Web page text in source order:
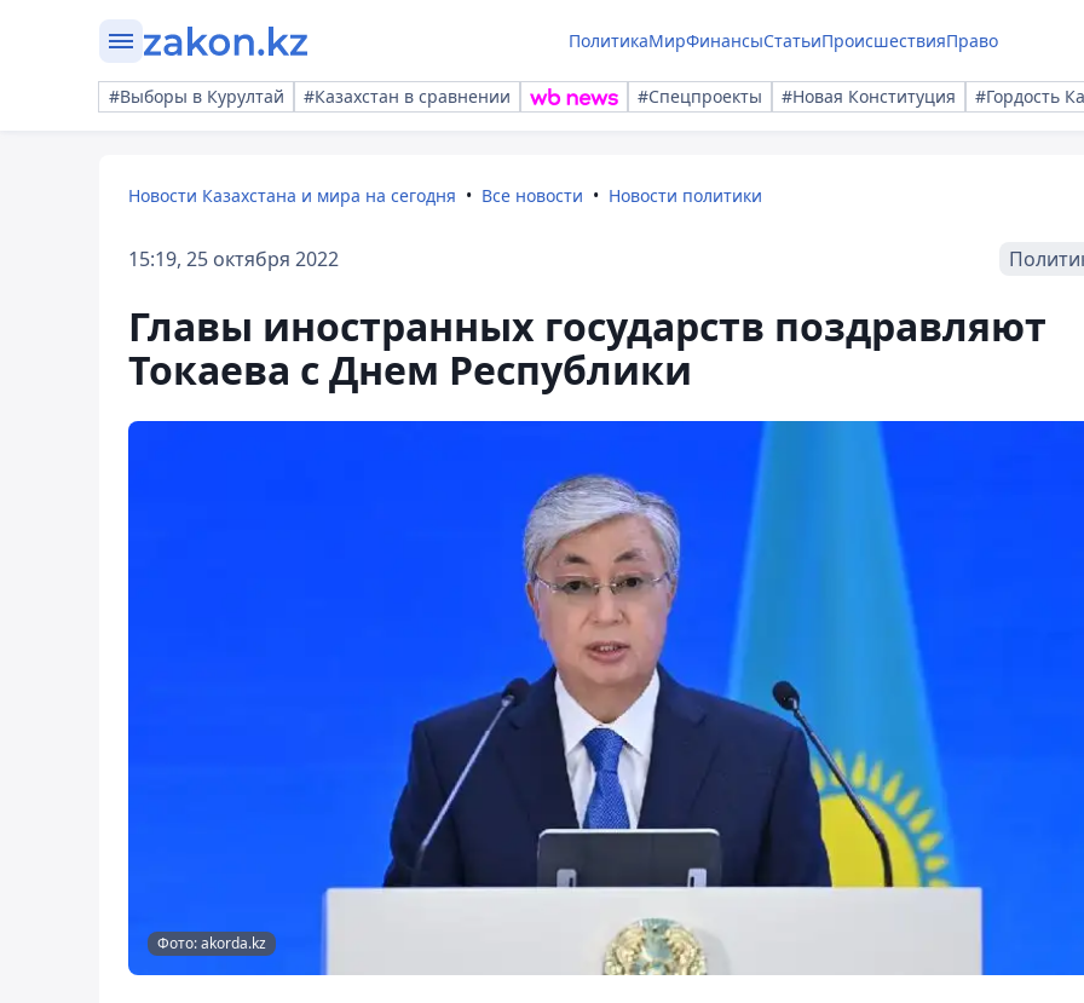
ПолитикаМирФинансыСтатьиПроисшествияПраво
#Выборы в Курултай #Казахстан в сравнении #Спецпроекты #Новая Конституция #Гордость
Новости Казахстана и мира на сегодня Все новости Новости политики
15:19, 25 октября 2022
Главы иностранных государств поздравляют
Токаева с Днем Республики
Фото: akorda.kz